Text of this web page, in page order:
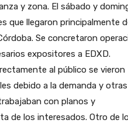
y zona. El sábado y
que llegaron principalmente
Se concretaron
expositores a EDXD.
al público se vieron
debido a la demanda y
con planos y
de los interesados. Otro de